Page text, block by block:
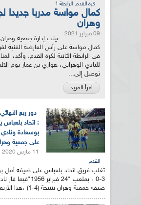
كرة القدم, الرابطة 1
كمال مواسة مدربا جديدا
وهران
09 فبراير 2021
عينت إدارة جمعية
كمال مواسة على رأس العارضة الفنية
في الرابطة الثانية لكرة القدم. وأكد،
للنادي الوهراني، هواري بن عمار يوم
توصل إلى...
اقرأ المزيد
دور ربع
: اتحاد
بوسعادة ونادي
على جمعية
11 مارس 2020
القدم
تغلب فريق اتحاد بلعباس على ضيفه أمل
3-0 ، بملعب "24 فبراير
ضيفه جمعية وهران بنتيجة (4-1) ،هذا الأربعاء...